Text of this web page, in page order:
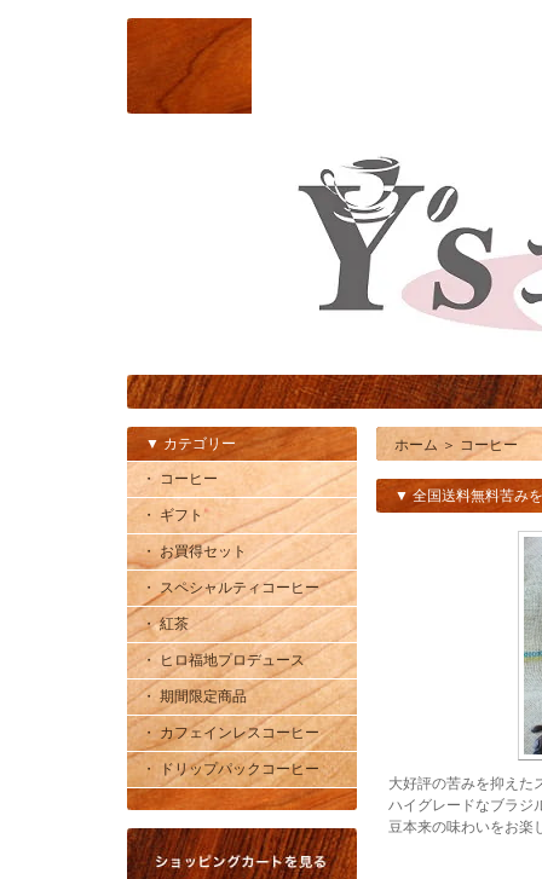
▼ カテゴリー
・ コーヒー
・ ギフト
・ お買得セット
・ スペシャルティコーヒー
・ 紅茶
・ ヒロ福地プロデュース
・ 期間限定商品
・ カフェインレスコーヒー
・ ドリップパックコーヒー
ホーム ＞ コーヒー
▼ 全国送料無料苦み
大好評の苦みを抑えた
ハイグレードなブラジ
豆本来の味わいをお楽